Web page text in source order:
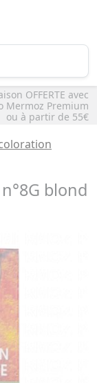
OFFERTE avec
Mermoz Premium
ou à partir de 55€
blond